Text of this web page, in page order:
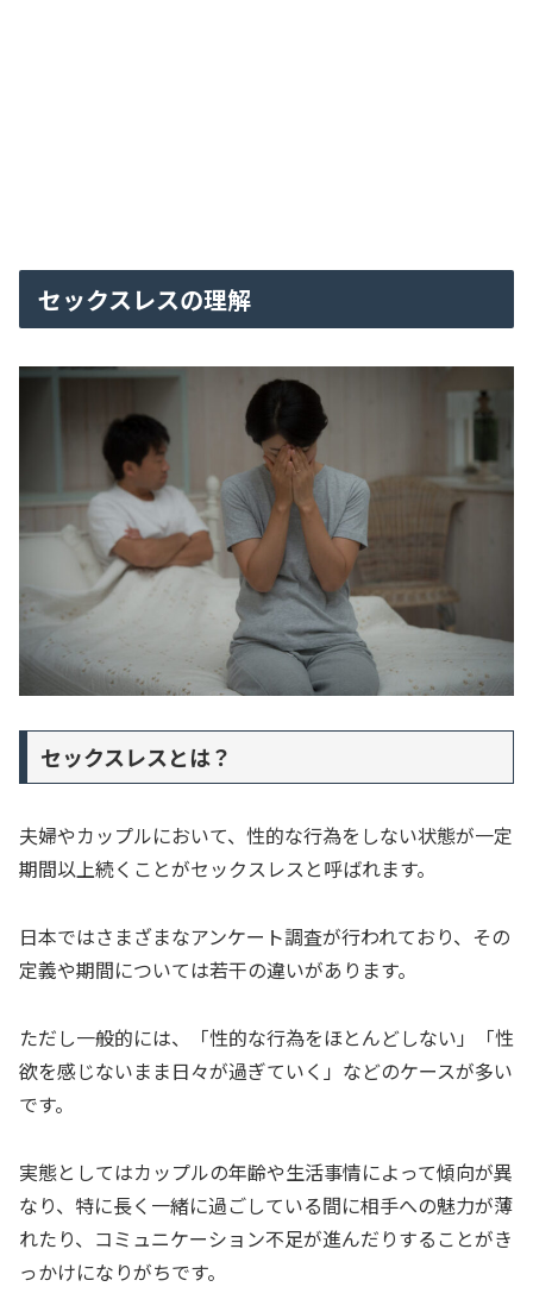
セックスレスの理解
セックスレスとは？
夫婦やカップルにおいて、性的な行為をしない状態が一定
期間以上続くことがセックスレスと呼ばれます。
日本ではさまざまなアンケート調査が行われており、その
定義や期間については若干の違いがあります。
ただし一般的には、「性的な行為をほとんどしない」「性
欲を感じないまま日々が過ぎていく」などのケースが多い
です。
実態としてはカップルの年齢や生活事情によって傾向が異
なり、特に長く一緒に過ごしている間に相手への魅力が薄
れたり、コミュニケーション不足が進んだりすることがき
っかけになりがちです。